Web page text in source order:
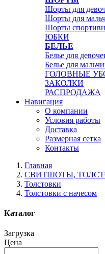
Шорты для
Шорты для
Шорты
ЮБКИ
БЕЛЬЕ
Белье для
Белье для
ГОЛОВНЫЕ
ЗАКОЛКИ
РАСПРОДАЖА
Навигация
О компании
Условия работы
Доставка
Размерная сетка
Контакты
Главная
СВИТШОТЫ,
Толстовки
Толстовки с начесом
Каталог
Загрузка
Цена